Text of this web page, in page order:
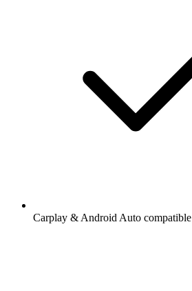
Carplay & Android Auto compatible